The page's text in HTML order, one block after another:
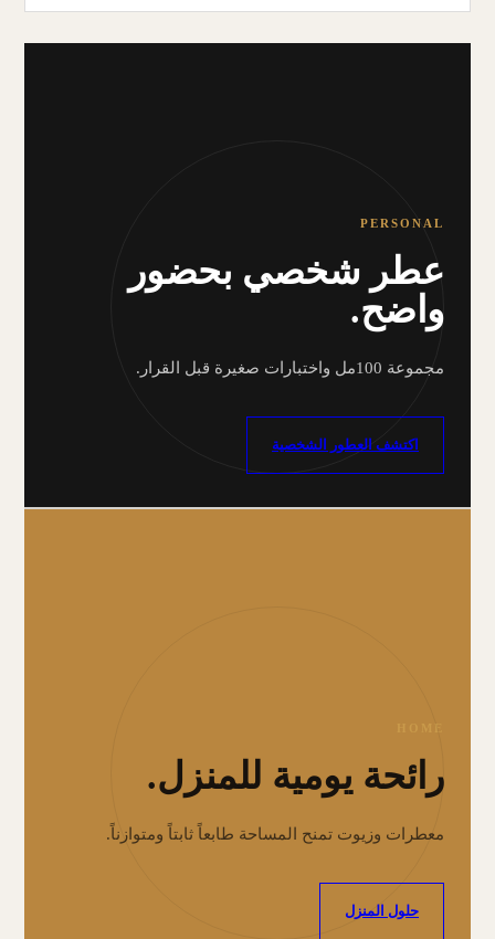
PERSONAL
عطر شخصي بحضور
واضح.
مجموعة 100مل واختبارات صغيرة قبل القرار.
اكتشف العطور الشخصية
HOME
رائحة يومية للمنزل.
معطرات وزيوت تمنح المساحة طابعاً ثابتاً ومتوازناً.
حلول المنزل